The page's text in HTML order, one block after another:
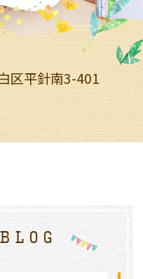
区平針南3-401